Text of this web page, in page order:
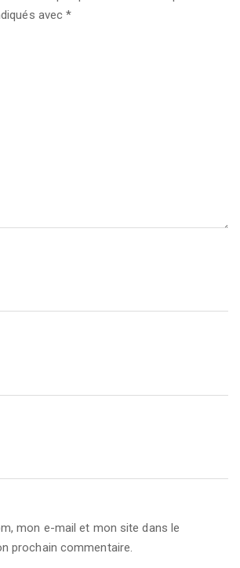
avec*
mon e-mail et mon site dans le
prochain commentaire.